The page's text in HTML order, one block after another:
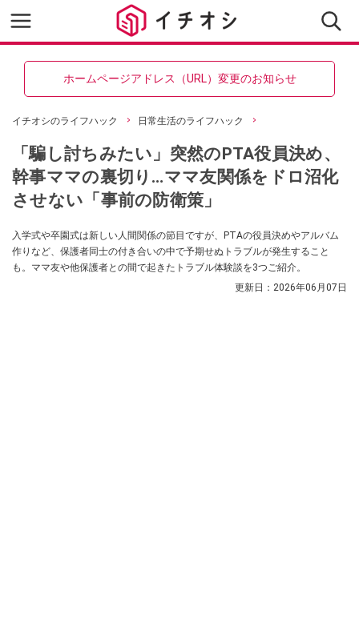
ホームページアドレス（URL）変更のお知らせ
イチオシのライフハック 日常生活のライフハック
「騙し討ちみたい」突然のPTA役員決め、
幹事ママの裏切り…ママ友関係をドロ沼化
させない「事前の防衛策」
入学式や卒園式は新しい人間関係の節目ですが、PTAの役員決めやアルバム
作りなど、保護者同士の付き合いの中で予期せぬトラブルが発生すること
も。ママ友や他保護者との間で起きたトラブル体験談を3つご紹介。
更新日： 2026年06月07日